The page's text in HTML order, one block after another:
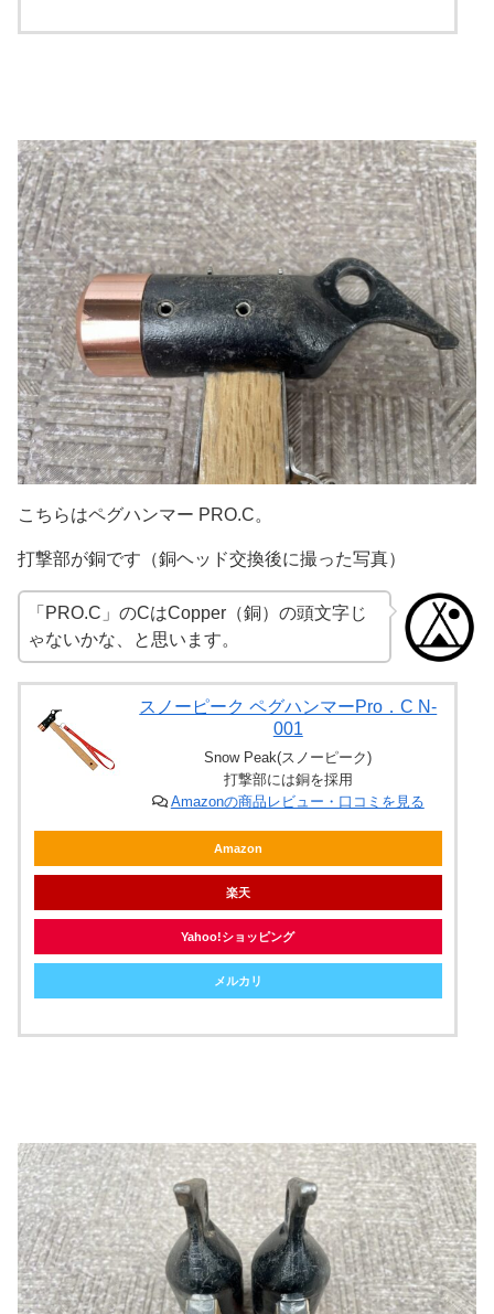
こちらはペグハンマー PRO.C。
打撃部が銅です（銅ヘッド交換後に撮った写真）
「PRO.C」のCはCopper（銅）の頭文字じ
ゃないかな、と思います。
スノーピーク ペグハンマーPro．C N-
001
Snow Peak(スノーピーク)
打撃部には銅を採用
Amazonの商品レビュー・口コミを見る
Amazon
楽天
Yahoo!ショッピング
メルカリ